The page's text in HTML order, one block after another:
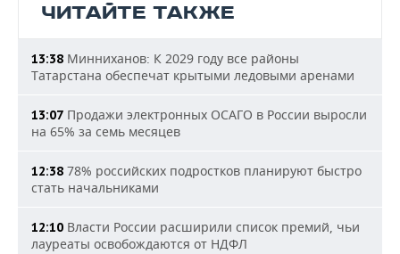
ЧИТАЙТЕ ТАКЖЕ
13:38 Минниханов: К 2029 году все районы
Татарстана обеспечат крытыми ледовыми аренами
13:07 Продажи электронных ОСАГО в России выросли
на 65% за семь месяцев
12:38 78% российских подростков планируют быстро
стать начальниками
12:10 Власти России расширили список премий, чьи
лауреаты освобождаются от НДФЛ